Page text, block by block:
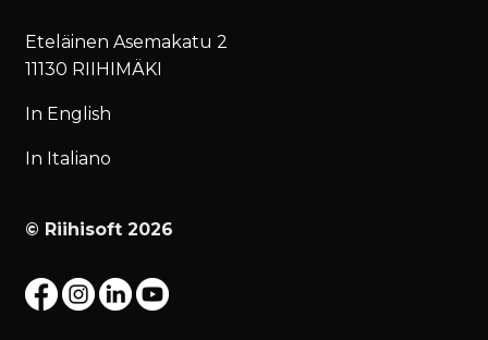
Eteläinen Asemakatu 2
11130 RIIHIMÄKI
In English
In Italiano
© Riihisoft 2026